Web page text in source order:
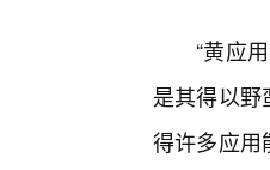
“黄应
是其得以
得许多应用